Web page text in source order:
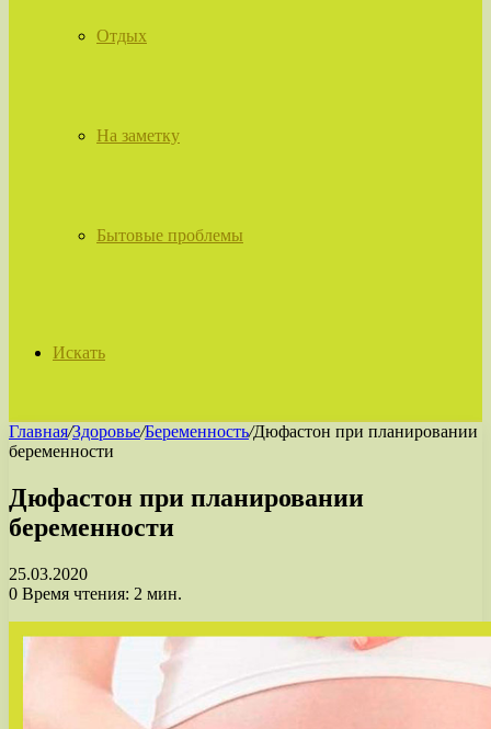
Отдых
На заметку
Бытовые проблемы
Искать
Главная/Здоровье/Беременность/Дюфастон при планировании
беременности
Дюфастон при планировании
беременности
25.03.2020
0 Время чтения: 2 мин.